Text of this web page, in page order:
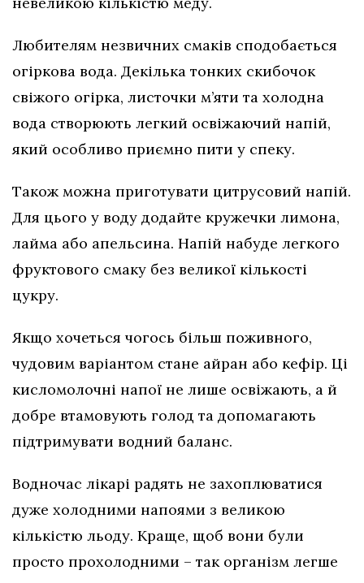
Любителям незвичних смаків сподобається
огіркова вода. Декілька тонких скибочок
свіжого огірка, листочки м’яти та холодна
вода створюють легкий освіжаючий напій,
який особливо приємно пити у спеку.
Також можна приготувати цитрусовий напій.
Для цього у воду додайте кружечки лимона,
лайма або апельсина. Напій набуде легкого
фруктового смаку без великої кількості
цукру.
Якщо хочеться чогось більш поживного,
чудовим варіантом стане айран або кефір. Ці
кисломолочні напої не лише освіжають, а й
добре втамовують голод та допомагають
підтримувати водний баланс.
Водночас лікарі радять не захоплюватися
дуже холодними напоями з великою
кількістю льоду. Краще, щоб вони були
просто прохолодними – так організм легше